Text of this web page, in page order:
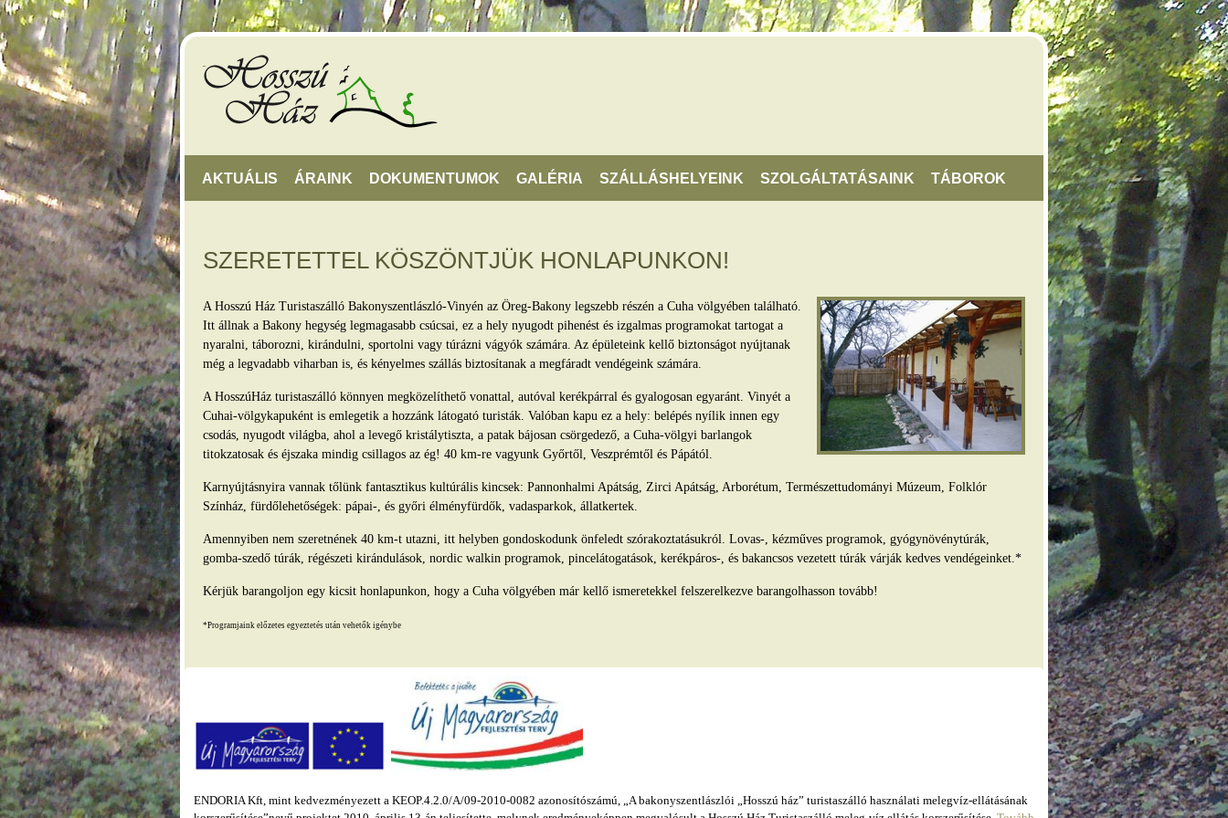
AKTUÁLIS ÁRAINK DOKUMENTUMOK GALÉRIA SZÁLLÁSHELYEINK SZOLGÁLTATÁSAINK TÁBOROK
SZERETETTEL KÖSZÖNTJÜK HONLAPUNKON!
A Hosszú Ház Turistaszálló Bakonyszentlászló-Vinyén az Öreg-Bakony legszebb részén a Cuha völgyében található.
Itt állnak a Bakony hegység legmagasabb csúcsai, ez a hely nyugodt pihenést és izgalmas programokat tartogat a
nyaralni, táborozni, kirándulni, sportolni vagy túrázni vágyók számára. Az épületeink kellő biztonságot nyújtanak
még a legvadabb viharban is, és kényelmes szállás biztosítanak a megfáradt vendégeink számára.
A HosszúHáz turistaszálló könnyen megközelíthető vonattal, autóval kerékpárral és gyalogosan egyaránt. Vinyét a
Cuhai-völgykapuként is emlegetik a hozzánk látogató turisták. Valóban kapu ez a hely: belépés nyílik innen egy
csodás, nyugodt világba, ahol a levegő kristálytiszta, a patak bájosan csörgedező, a Cuha-völgyi barlangok
titokzatosak és éjszaka mindig csillagos az ég! 40 km-re vagyunk Győrtől, Veszprémtől és Pápától.
Karnyújtásnyira vannak tőlünk fantasztikus kultúrális kincsek: Pannonhalmi Apátság, Zirci Apátság, Arborétum, Természettudományi Múzeum, Folklór
Színház, fürdőlehetőségek: pápai-, és győri élményfürdők, vadasparkok, állatkertek.
Amennyiben nem szeretnének 40 km-t utazni, itt helyben gondoskodunk önfeledt szórakoztatásukról. Lovas-, kézműves programok, gyógynövénytúrák,
gomba-szedő túrák, régészeti kirándulások, nordic walkin programok, pincelátogatások, kerékpáros-, és bakancsos vezetett túrák várják kedves vendégeinket.*
Kérjük barangoljon egy kicsit honlapunkon, hogy a Cuha völgyében már kellő ismeretekkel felszerelkezve barangolhasson tovább!
*Programjaink előzetes egyeztetés után vehetők igénybe
ENDORIA Kft, mint kedvezményezett a KEOP.4.2.0/A/09-2010-0082 azonosítószámú, „A bakonyszentlászlói „Hosszú ház” turistaszálló használati melegvíz-ellátásának